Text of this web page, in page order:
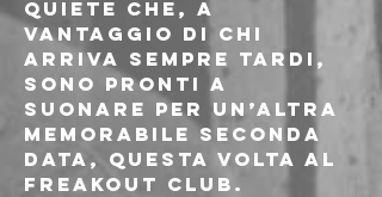
Quiete che, a
vantaggio di chi
arriva sempre tardi,
sono pronti a
suonare per un’altra
memorabile seconda
data, questa volta al
Freakout Club.